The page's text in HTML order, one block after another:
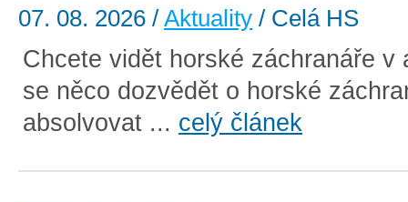
07. 08. 2026 / Aktuality / Celá HS
Chcete vidět horské záchranáře v
se něco dozvědět o horské
absolvovat ... celý článek